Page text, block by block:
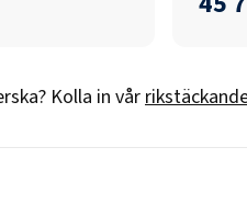
? Kolla in vår